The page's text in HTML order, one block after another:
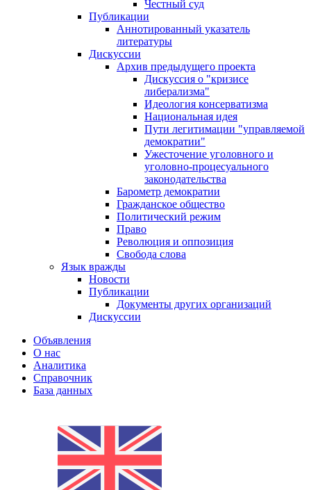
Честный суд
Публикации
Аннотированный указатель
литературы
Дискуссии
Архив предыдущего проекта
Дискуссия о "кризисе
либерализма"
Идеология консерватизма
Национальная идея
Пути легитимации "управляемой
демократии"
Ужесточение уголовного и
уголовно-процесуального
законодательства
Барометр демократии
Гражданское общество
Политический режим
Право
Революция и оппозиция
Свобода слова
Язык вражды
Новости
Публикации
Документы других организаций
Дискуссии
Объявления
О нас
Аналитика
Справочник
База данных